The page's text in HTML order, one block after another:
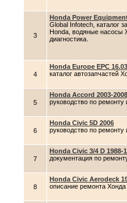
3
Honda Power
Global Infotech, каталог
Honda, водяные насосы
диагностика.
4
Honda Europe EPC 16.03
каталог автозапчастей
5
Honda Accord 2003-2008
руководство по
6
Honda Civic 5D 2006
руководство по
7
Honda Civic 3/4 D 1988-
документация по
8
Honda Civic Aerodeck
описание ремонта